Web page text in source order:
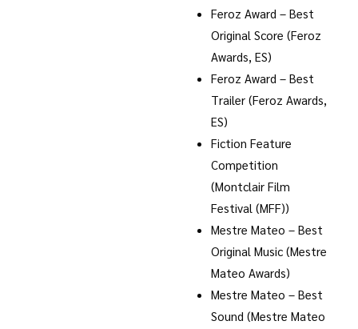
Feroz Award – Best
Original Score (Feroz
Awards, ES)
Feroz Award – Best
Trailer (Feroz Awards,
ES)
Fiction Feature
Competition
(Montclair Film
Festival (MFF))
Mestre Mateo – Best
Original Music (Mestre
Mateo Awards)
Mestre Mateo – Best
Sound (Mestre Mateo